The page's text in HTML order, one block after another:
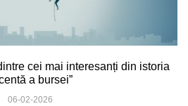
cei mai interesanți din istoria
a bursei”
06-02-2026